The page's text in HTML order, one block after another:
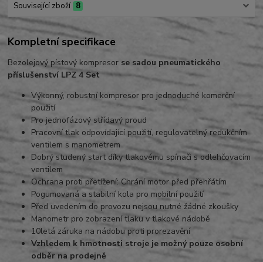
Související zboží 8
Kompletní specifikace
Bezolejový pístový kompresor se sadou pneumatického
příslušenství LPZ 4 Set
Výkonný, robustní kompresor pro jednoduché komerční
použití
Pro jednofázový střídavý proud
Pracovní tlak odpovídající použití, regulovatelný redukčním
ventilem s manometrem
Dobrý studený start díky tlakovému spínači s odlehčovacím
ventilem
Ochrana proti přetížení: Chrání motor před přehřátím
Pogumovaná a stabilní kola pro mobilní použití
Před uvedením do provozu nejsou nutné žádné zkoušky
Manometr pro zobrazení tlaku v tlakové nádobě
10letá záruka na nádobu proti prorezavění
Vzhledem k hmotnosti stroje je možný pouze osobní
odběr na prodejně